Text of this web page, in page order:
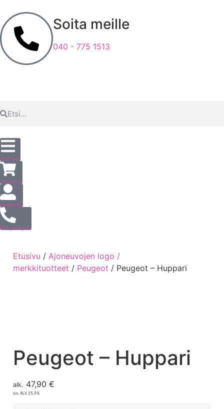
Soita meille
040 - 775 1513
Tuotteet
Ostoskori
Asiakastili
Ota yhteyttä
Etusivu / Ajoneuvojen logo /
merkkituotteet / Peugeot / Peugeot – Huppari
Peugeot – Huppari
alk. 47,90 €
sis. ALV 25,5%